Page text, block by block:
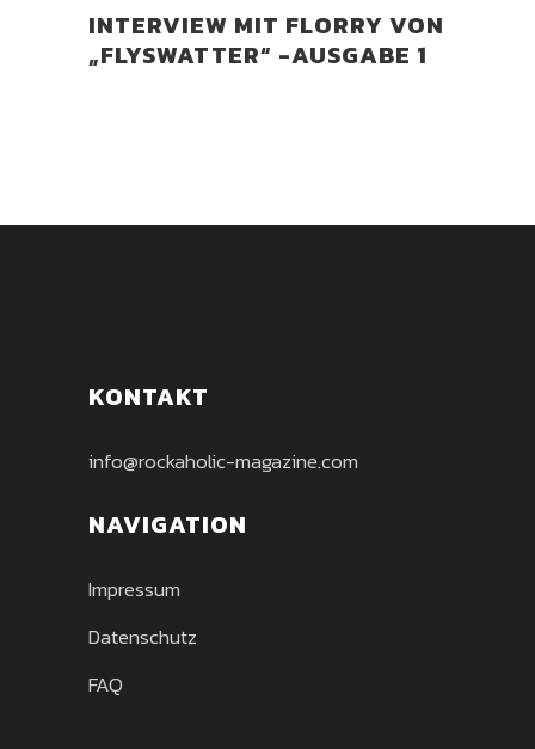
INTERVIEW MIT FLORRY VON
„FLYSWATTER“ -AUSGABE 1
KONTAKT
info@rockaholic-magazine.com
NAVIGATION
Impressum
Datenschutz
FAQ